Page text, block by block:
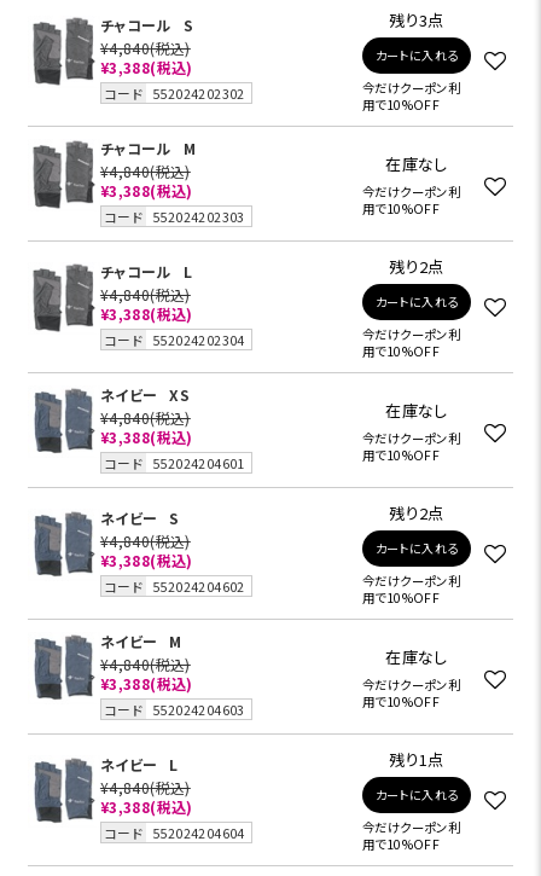
チャコール
S
¥4,840(税込)
¥3,388(税込)
コード 552024202302
残り3点
カートに入れる
今だけクーポン利
用で10%OFF
チャコール
M
¥4,840(税込)
¥3,388(税込)
コード 552024202303
在庫なし
今だけクーポン利
用で10%OFF
チャコール
L
¥4,840(税込)
¥3,388(税込)
コード 552024202304
残り2点
カートに入れる
今だけクーポン利
用で10%OFF
ネイビー
XS
¥4,840(税込)
¥3,388(税込)
コード 552024204601
在庫なし
今だけクーポン利
用で10%OFF
ネイビー
S
¥4,840(税込)
¥3,388(税込)
コード 552024204602
残り2点
カートに入れる
今だけクーポン利
用で10%OFF
ネイビー
M
¥4,840(税込)
¥3,388(税込)
コード 552024204603
在庫なし
今だけクーポン利
用で10%OFF
ネイビー
L
¥4,840(税込)
¥3,388(税込)
コード 552024204604
残り1点
カートに入れる
今だけクーポン利
用で10%OFF